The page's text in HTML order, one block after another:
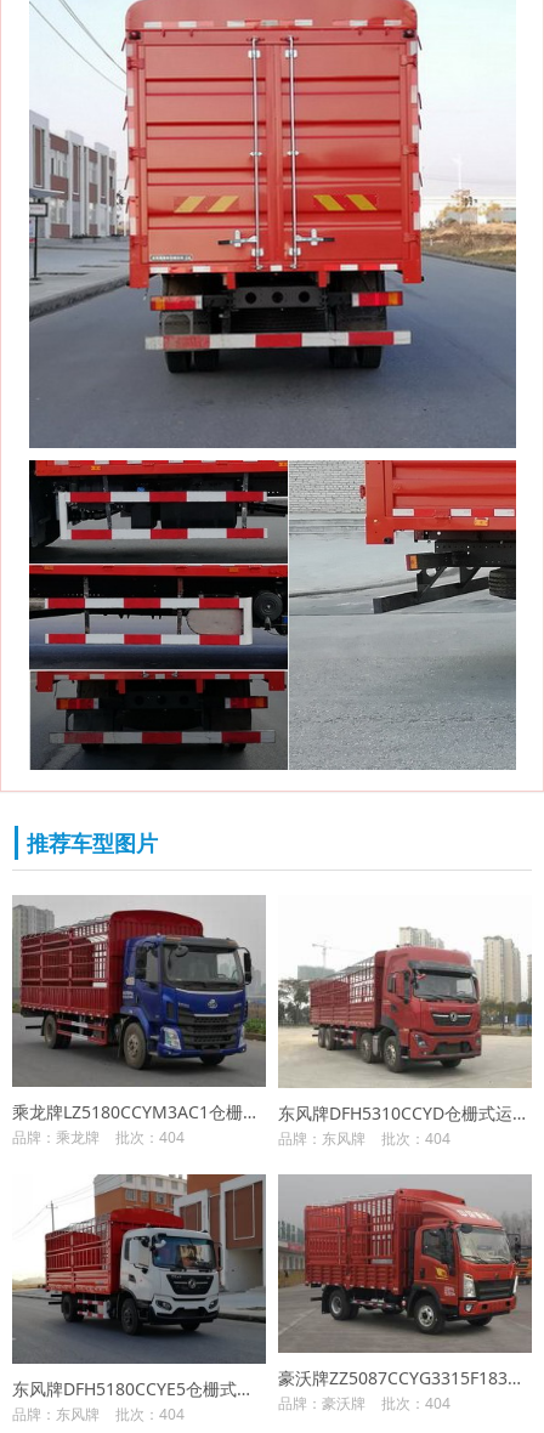
推荐车型图片
乘龙牌LZ5180CCYM3AC1仓栅式运输车
品牌：乘龙牌 批次：404
东风牌DFH5310CCYD仓栅式运输车
品牌：东风牌 批次：404
东风牌DFH5180CCYE5仓栅式运输车
品牌：东风牌 批次：404
豪沃牌ZZ5087CCYG3315F183仓栅式运输车
品牌：豪沃牌 批次：404